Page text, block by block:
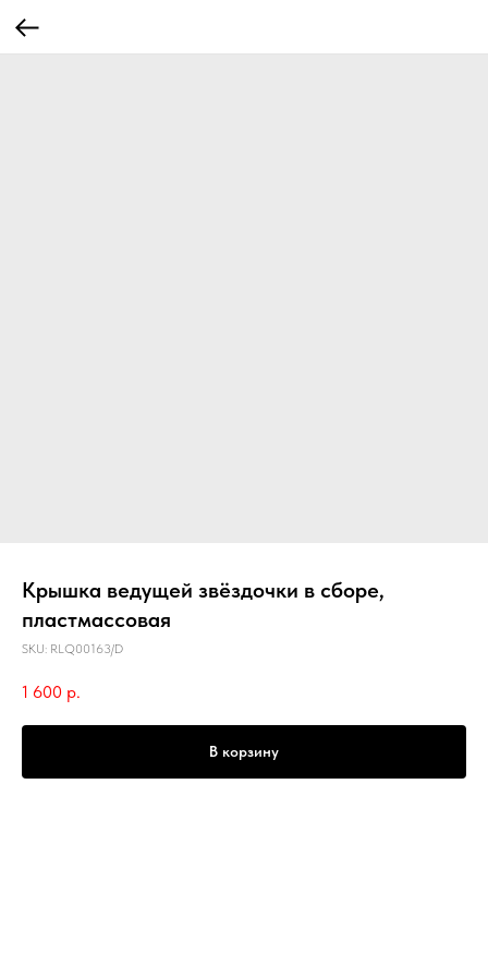
Крышка ведущей звёздочки в сборе,
пластмассовая
SKU: RLQ00163/D
1 600 р.
В корзину